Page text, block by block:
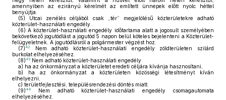
amennyiben az ezirányú kérelmét az említett ünnepek előtt nyolc héttel
benyújtja.
(5) Utcai zenélés céljából csak „tér” megjelölésű közterületekre adható
közterület-használati engedély.
(6) A közterület-használati engedély időtartama alatt a jogosult személyében
bekövetkező jogutódlást a jogutód 5 napon belül köteles bejelenteni a Közterület-
felügyeletnek. A jogutódlásról a polgármester végzést hoz.
(7)42
Nem adható közterület-használati engedély zöldterületen szilárd
burkolat elhelyezéséhez.
(8)43 Nem adható közterület-használati engedély
a) ha az önkormányzat a közterületet eredeti céljára kívánja hasznosítani,
b) ha az önkormányzat a közterületen közösségi létesítményt kíván
elhelyezni,
c) területfejlesztési, településrendezési döntés miatt.
(9)44
Nem adható közterület-használati engedély csomagautomata
elhelyezéséhez.